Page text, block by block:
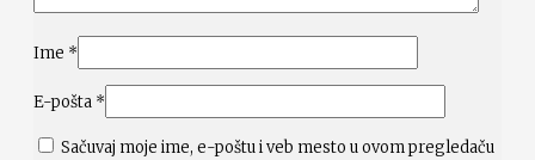
Ime *
E-pošta *
Sačuvaj moje ime, e-poštu i veb mesto u ovom pregledaču